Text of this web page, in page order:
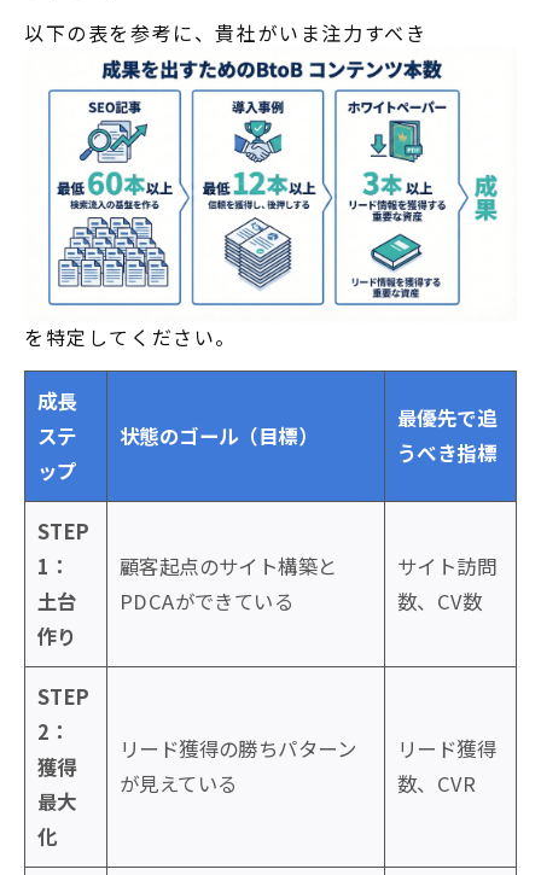
以下の表を参考に、貴社がいま注力すべき
を特定してください。
成長
ステ
ップ
状態のゴール（目標）
最優先で追
うべき指標
STEP
1：
土台
作り
顧客起点のサイト構築と
PDCAができている
サイト訪問
数、CV数
STEP
2：
獲得
最大
化
リード獲得の勝ちパターン
が見えている
リード獲得
数、CVR